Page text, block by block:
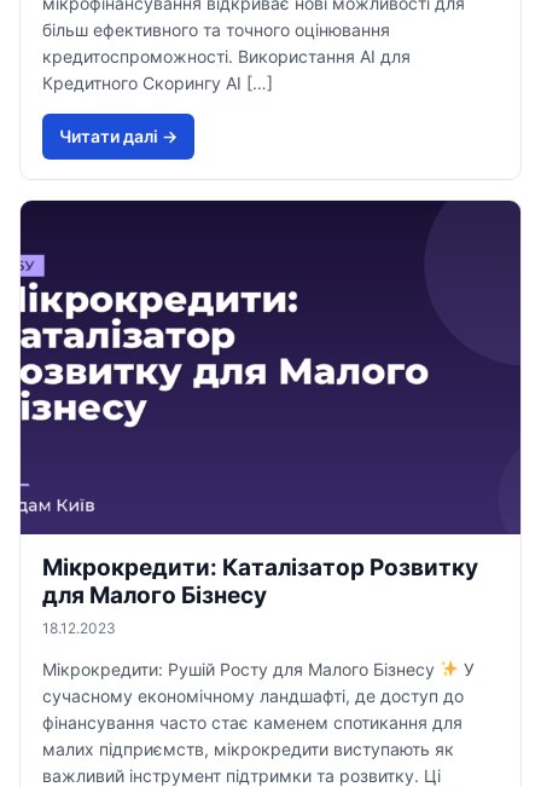
більш ефективного та точного оцінювання
кредитоспроможності. Використання AI для
Кредитного Скорингу AI […]
Читати далi →
Мікрокредити: Каталізатор Розвитку
для Малого Бізнесу
18.12.2023
Мікрокредити: Рушій Росту для Малого Бізнесу
У
сучасному економічному ландшафті, де доступ до
фінансування часто стає каменем спотикання для
малих підприємств, мікрокредити виступають як
важливий інструмент підтримки та розвитку. Ці